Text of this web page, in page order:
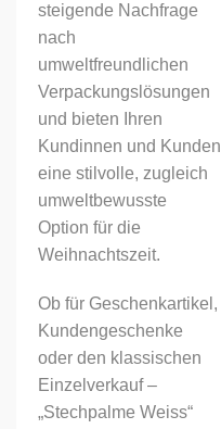
steigende Nachfrage
nach
umweltfreundlichen
Verpackungslösungen
und bieten Ihren
Kundinnen und Kunden
eine stilvolle, zugleich
umweltbewusste
Option für die
Weihnachtszeit.
Ob für Geschenkartikel,
Kundengeschenke
oder den klassischen
Einzelverkauf –
„Stechpalme Weiss“